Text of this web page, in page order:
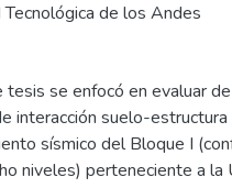
Tecnológica de los Andes
tesis se enfocó en evaluar
interacción suelo-estructura
sísmico del Bloque I
niveles) perteneciente a la